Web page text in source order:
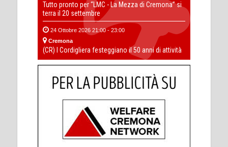
Tutto pronto per “LMC - La Mezza di Cremona” si
terra il 20 settembre
24 Ottobre 2026 21:00 - 23:00
Cremona
(CR) I Cordigliera festeggiano il 50 anni di attività